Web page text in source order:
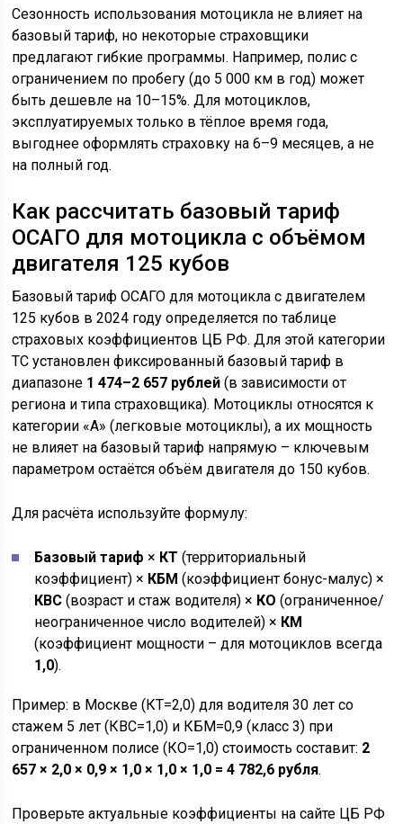
Сезонность использования мотоцикла не влияет на
базовый тариф, но некоторые страховщики
предлагают гибкие программы. Например, полис с
ограничением по пробегу (до 5 000 км в год) может
быть дешевле на 10–15%. Для мотоциклов,
эксплуатируемых только в тёплое время года,
выгоднее оформлять страховку на 6–9 месяцев, а не
на полный год.
Как рассчитать базовый тариф
ОСАГО для мотоцикла с объёмом
двигателя 125 кубов
Базовый тариф ОСАГО для мотоцикла с двигателем
125 кубов в 2024 году определяется по таблице
страховых коэффициентов ЦБ РФ. Для этой категории
ТС установлен фиксированный базовый тариф в
диапазоне 1 474–2 657 рублей (в зависимости от
региона и типа страховщика). Мотоциклы относятся к
категории «A» (легковые мотоциклы), а их мощность
не влияет на базовый тариф напрямую – ключевым
параметром остаётся объём двигателя до 150 кубов.
Для расчёта используйте формулу:
Базовый тариф × КТ (территориальный
коэффициент) × КБМ (коэффициент бонус-малус) ×
КВС (возраст и стаж водителя) × КО (ограниченное/
неограниченное число водителей) × КМ
(коэффициент мощности – для мотоциклов всегда
1,0).
Пример: в Москве (КТ=2,0) для водителя 30 лет со
стажем 5 лет (КВС=1,0) и КБМ=0,9 (класс 3) при
ограниченном полисе (КО=1,0) стоимость составит: 2
657 × 2,0 × 0,9 × 1,0 × 1,0 × 1,0 = 4 782,6 рубля.
Проверьте актуальные коэффициенты на сайте ЦБ РФ